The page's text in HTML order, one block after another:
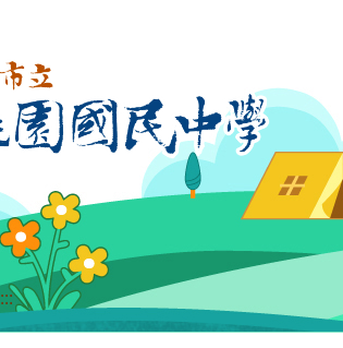
:::